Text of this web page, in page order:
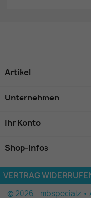
Artikel
Unternehmen
Ihr Konto
Shop-Infos
VERTRAG
© 2026 - mbspecialz •